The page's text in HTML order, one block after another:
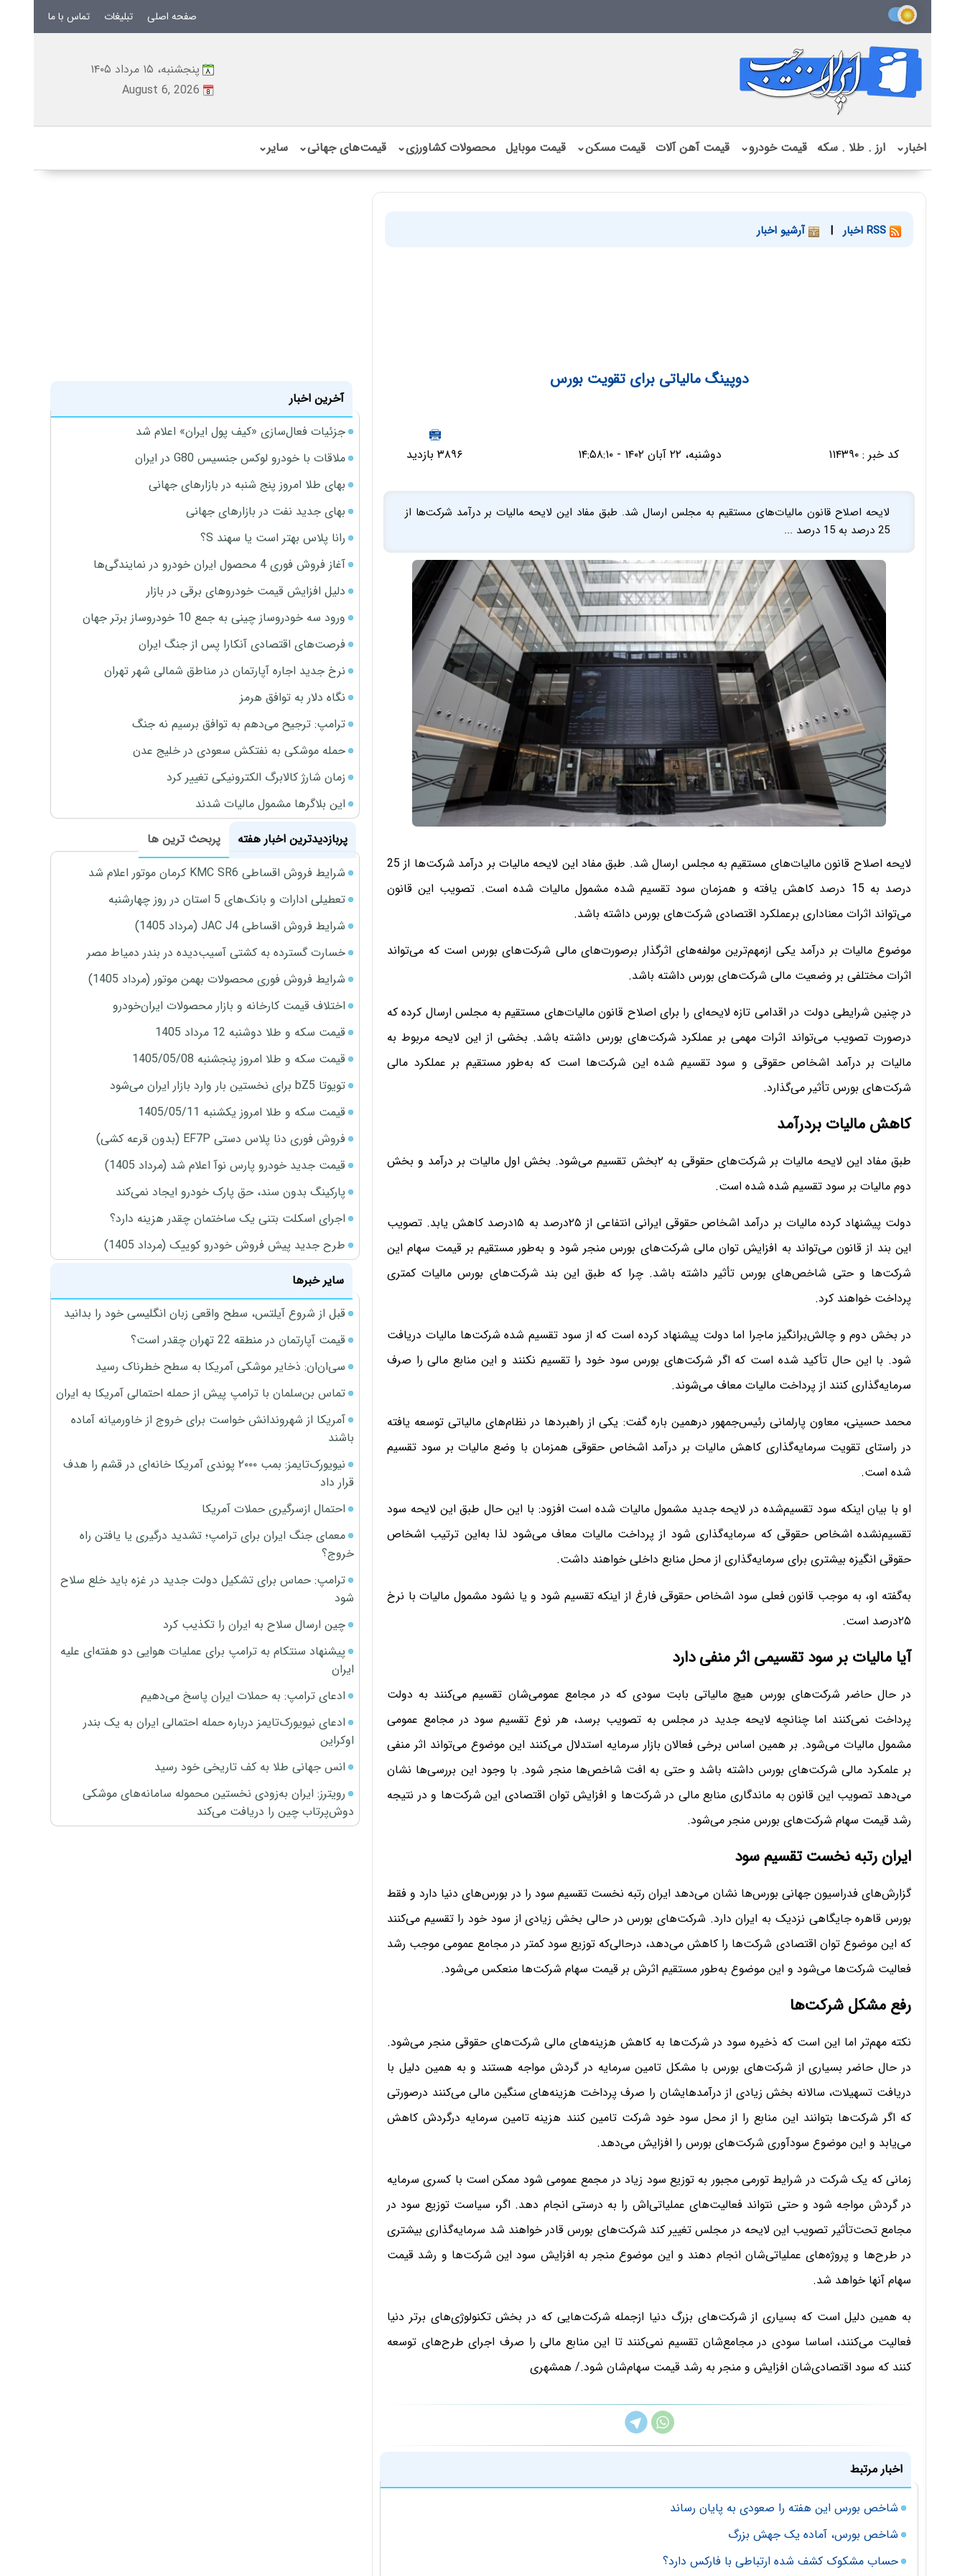
صفحه اصلی تبلیغات تماس با ما
پنجشنبه، ۱۵ مرداد ۱۴۰۵
August 6, 2026
اخبار⌄ ارز . طلا . سکه قیمت خودرو⌄ قیمت آهن آلات قیمت مسکن⌄ قیمت موبایل محصولات کشاورزی⌄ قیمت‌های جهانی⌄ سایر⌄
| آرشیو اخبار
دوپینگ مالیاتی برای تقویت بورس
کد خبر : ۱۱۴۳۹۰ دوشنبه، ۲۲ آبان ۱۴۰۲ - ۱۴:۵۸:۱۰ ۳۸۹۶ بازدید
لایحه اصلاح قانون مالیات‌های مستقیم به مجلس ارسال شد. طبق مفاد این لایحه مالیات بر درآمد شرکت‌ها از
25 درصد به 15 درصد ...
لایحه اصلاح قانون مالیات‌های مستقیم به مجلس ارسال شد. طبق مفاد این لایحه مالیات بر درآمد شرکت‌ها از 25
درصد به 15 درصد کاهش یافته و همزمان سود تقسیم شده مشمول مالیات شده است. تصویب این قانون
می‌تواند اثرات معناداری برعملکرد اقتصادی شرکت‌های بورس داشته باشد.
موضوع مالیات بر درآمد یکی ازمهم‌ترین مولفه‌های اثرگذار برصورت‌های مالی شرکت‌های بورس است که می‌تواند
اثرات مختلفی بر وضعیت مالی شرکت‌های بورس داشته باشد.
در چنین شرایطی دولت در اقدامی تازه لایحه‌ای را برای اصلاح قانون مالیات‌های مستقیم به مجلس ارسال کرده که
درصورت تصویب می‌تواند اثرات مهمی بر عملکرد شرکت‌های بورس داشته باشد. بخشی از این لایحه مربوط به
مالیات بر درآمد اشخاص حقوقی و سود تقسیم شده این شرکت‌ها است که به‌طور مستقیم بر عملکرد مالی
شرکت‌های بورس تأثیر می‌گذارد.
کاهش مالیات بردرآمد
طبق مفاد این لایحه مالیات بر شرکت‌های حقوقی به ۲بخش تقسیم می‌شود. بخش اول مالیات بر درآمد و بخش
دوم مالیات بر سود تقسیم شده شده است.
دولت پیشنهاد کرده مالیات بر درآمد اشخاص حقوقی ایرانی انتفاعی از ۲۵درصد به ۱۵درصد کاهش یابد. تصویب
این بند از قانون می‌تواند به افزایش توان مالی شرکت‌های بورس منجر شود و به‌طور مستقیم بر قیمت سهام این
شرکت‌ها و حتی شاخص‌های بورس تأثیر داشته باشد. چرا که طبق این بند شرکت‌های بورس مالیات کمتری
پرداخت خواهند کرد.
در بخش دوم و چالش‌برانگیز ماجرا اما دولت پیشنهاد کرده است که از سود تقسیم شده شرکت‌ها مالیات دریافت
شود. با این حال تأکید شده است که اگر شرکت‌های بورس سود خود را تقسیم نکنند و این منابع مالی را صرف
سرمایه‌گذاری کنند از پرداخت مالیات معاف می‌شوند.
محمد حسینی، معاون پارلمانی رئیس‌جمهور درهمین باره گفت: یکی از راهبردها در نظام‌های مالیاتی توسعه یافته
در راستای تقویت سرمایه‌گذاری کاهش مالیات بر درآمد اشخاص حقوقی همزمان با وضع مالیات بر سود تقسیم
شده است.
او با بیان اینکه سود تقسیم‌شده در لایحه جدید مشمول مالیات شده است افزود: با این حال طبق این لایحه سود
تقسیم‌نشده اشخاص حقوقی که سرمایه‌گذاری شود از پرداخت مالیات معاف می‌شود لذا به‌این ترتیب اشخاص
حقوقی انگیزه بیشتری برای سرمایه‌گذاری از محل منابع داخلی خواهند داشت.
به‌گفته او، به موجب قانون فعلی سود اشخاص حقوقی فارغ از اینکه تقسیم شود و یا نشود مشمول مالیات با نرخ
۲۵درصد است.
آیا مالیات بر سود تقسیمی اثر منفی دارد
در حال حاضر شرکت‌های بورس هیچ مالیاتی بابت سودی که در مجامع عمومی‌شان تقسیم می‌کنند به دولت
پرداخت نمی‌کنند اما چنانچه لایحه جدید در مجلس به تصویب برسد، هر نوع تقسیم سود در مجامع عمومی
مشمول مالیات می‌شود. بر همین اساس برخی فعالان بازار سرمایه استدلال می‌کنند این موضوع می‌تواند اثر منفی
بر علمکرد مالی شرکت‌های بورس داشته باشد و حتی به افت شاخص‌ها منجر شود. با وجود این بررسی‌ها نشان
می‌دهد تصویب این قانون به ماندگاری منابع مالی در شرکت‌ها و افزایش توان اقتصادی این شرکت‌ها و در نتیجه
رشد قیمت سهام شرکت‌های بورس منجر می‌شود.
ایران رتبه نخست تقسیم سود
گزارش‌های فدراسیون جهانی بورس‌ها نشان می‌دهد ایران رتبه نخست تقسیم سود را در بورس‌های دنیا دارد و فقط
بورس قاهره جایگاهی نزدیک به ایران دارد. شرکت‌های بورس در حالی بخش زیادی از سود خود را تقسیم می‌کنند
که این موضوع توان اقتصادی شرکت‌ها را کاهش می‌دهد، درحالی‌که توزیع سود کمتر در مجامع عمومی موجب رشد
فعالیت شرکت‌ها می‌شود و این موضوع به‌طور مستقیم اثرش بر قیمت سهام شرکت‌ها منعکس می‌شود.
رفع مشکل شرکت‌ها
نکته مهم‌تر اما این است که ذخیره سود در شرکت‌ها به کاهش هزینه‌های مالی شرکت‌های حقوقی منجر می‌شود.
در حال حاضر بسیاری از شرکت‌های بورس با مشکل تامین سرمایه در گردش مواجه هستند و به همین دلیل با
دریافت تسهیلات، سالانه بخش زیادی از درآمدهایشان را صرف پرداخت هزینه‌های سنگین مالی می‌کنند درصورتی
که اگر شرکت‌ها بتوانند این منابع را از محل سود خود شرکت تامین کنند هزینه تامین سرمایه درگردش کاهش
می‌یابد و این موضوع سودآوری شرکت‌های بورس را افزایش می‌دهد.
زمانی که یک شرکت در شرایط تورمی مجبور به توزیع سود زیاد در مجمع عمومی شود ممکن است با کسری سرمایه
در گردش مواجه شود و حتی نتواند فعالیت‌های عملیاتی‌اش را به درستی انجام دهد. اگر، سیاست توزیع سود در
مجامع تحت‌تأثیر تصویب این لایحه در مجلس تغییر کند شرکت‌های بورس قادر خواهند شد سرمایه‌گذاری بیشتری
در طرح‌ها و پروژه‌های عملیاتی‌شان انجام دهند و این موضوع منجر به افزایش سود این شرکت‌ها و رشد قیمت
سهام آنها خواهد شد.
به همین دلیل است که بسیاری از شرکت‌های بزرگ دنیا ازجمله شرکت‌هایی که در بخش تکنولوژی‌های برتر دنیا
فعالیت می‌کنند، اساسا سودی در مجامع‌شان تقسیم نمی‌کنند تا این منابع مالی را صرف اجرای طرح‌های توسعه
کنند که سود اقتصادی‌شان افزایش و منجر به رشد قیمت سهام‌شان شود./ همشهری
اخبار مرتبط
شاخص بورس این هفته را صعودی به پایان رساند
شاخص بورس، آماده یک جهش بزرگ
حساب مشکوک کشف شده ارتباطی با فارکس دارد؟
آخرین اخبار
جزئیات فعال‌سازی «کیف پول ایران» اعلام شد
ملاقات با خودرو لوکس جنسیس G80 در ایران
بهای طلا امروز پنج شنبه در بازارهای جهانی
بهای جدید نفت در بازارهای جهانی
رانا پلاس بهتر است یا سهند S؟
آغاز فروش فوری 4 محصول ایران خودرو در نمایندگی‌ها
دلیل افزایش قیمت خودروهای برقی در بازار
ورود سه خودروساز چینی به جمع 10 خودروساز برتر جهان
فرصت‌های اقتصادی آنکارا پس از جنگ ایران
نرخ جدید اجاره آپارتمان در مناطق شمالی شهر تهران
نگاه دلار به توافق هرمز
ترامپ: ترجیح می‌دهم به توافق برسیم نه جنگ
حمله موشکی به نفتکش سعودی در خلیج عدن
زمان شارژ کالابرگ الکترونیکی تغییر کرد
این بلاگرها مشمول مالیات شدند
پربازدیدترین اخبار هفته
پربحث ترین ها
شرایط فروش اقساطی KMC SR6 کرمان موتور اعلام شد
تعطیلی ادارات و بانک‌های 5 استان در روز چهارشنبه
شرایط فروش اقساطی JAC J4 (مرداد 1405)
خسارت گسترده به کشتی آسیب‌دیده در بندر دمیاط مصر
شرایط فروش فوری محصولات بهمن موتور (مرداد 1405)
اختلاف قیمت کارخانه و بازار محصولات ایران‌خودرو
قیمت سکه و طلا دوشنبه 12 مرداد 1405
قیمت سکه و طلا امروز پنجشنبه 1405/05/08
تویوتا bZ5 برای نخستین بار وارد بازار ایران می‌شود
قیمت سکه و طلا امروز یکشنبه 1405/05/11
فروش فوری دنا پلاس دستی EF7P (بدون قرعه کشی)
قیمت جدید خودرو پارس نوآ اعلام شد (مرداد 1405)
پارکینگ بدون سند، حق پارک خودرو ایجاد نمی‌کند
اجرای اسکلت بتنی یک ساختمان چقدر هزینه دارد؟
طرح جدید پیش فروش خودرو کوییک (مرداد 1405)
سایر خبرها
قبل از شروع آیلتس، سطح واقعی زبان انگلیسی خود را بدانید
قیمت آپارتمان در منطقه 22 تهران چقدر است؟
سی‌ان‌ان: ذخایر موشکی آمریکا به سطح خطرناک رسید
تماس بن‌سلمان با ترامپ پیش از حمله احتمالی آمریکا به ایران
آمریکا از شهروندانش خواست برای خروج از خاورمیانه آماده
باشند
نیویورک‌تایمز: بمب ۲۰۰۰ پوندی آمریکا خانه‌ای در قشم را هدف
قرار داد
احتمال ازسرگیری حملات آمریکا
معمای جنگ ایران برای ترامپ؛ تشدید درگیری یا یافتن راه
خروج؟
ترامپ: حماس برای تشکیل دولت جدید در غزه باید خلع سلاح
شود
چین ارسال سلاح به ایران را تکذیب کرد
پیشنهاد سنتکام به ترامپ برای عملیات هوایی دو هفته‌ای علیه
ایران
ادعای ترامپ: به حملات ایران پاسخ می‌دهیم
ادعای نیویورک‌تایمز درباره حمله احتمالی ایران به یک بندر
اوکراین
انس جهانی طلا به کف تاریخی خود رسید
رویترز: ایران به‌زودی نخستین محموله سامانه‌های موشکی
دوش‌پرتاب چین را دریافت می‌کند